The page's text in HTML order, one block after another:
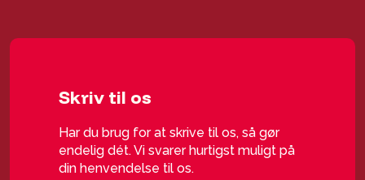
Skriv til os
Har du brug for at skrive til os, så gør
endelig dét. Vi svarer hurtigst muligt på
din henvendelse til os.